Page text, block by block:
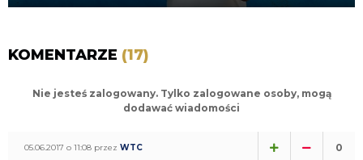
KOMENTARZE (17)
Nie jesteś zalogowany. Tylko zalogowane osoby, mogą
dodawać wiadomości
05.06.2017 o 11:08 przez WTC 0